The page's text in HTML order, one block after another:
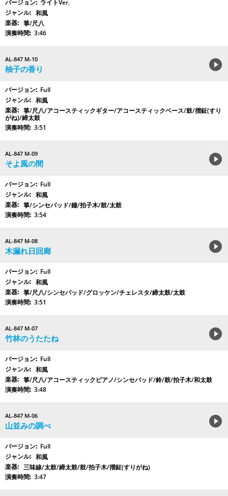
ライトVer.
和風
箏/尺八
3:46
AL-847 M-10
柚子の香り
Full
和風
箏/尺八/アコースティックギター/アコースティックベース/鼓/摺鉦(すり
がね)/締太鼓
3:51
AL-847 M-09
そよ風の間
Full
和風
箏/シンセパッド/鐘/拍子木/鼓/太鼓
3:54
AL-847 M-08
木漏れ日回廊
Full
和風
箏/尺八/シンセパッド/グロッケン/チェレスタ/締太鼓/太鼓
3:51
AL-847 M-07
竹林のうたたね
Full
和風
箏/尺八/アコースティックピアノ/シンセパッド/鈴/鼓/拍子木/和太鼓
3:48
AL-847 M-06
山並みの調べ
Full
和風
三味線/太鼓/締太鼓/鼓/拍子木/摺鉦(すりがね)
3:47